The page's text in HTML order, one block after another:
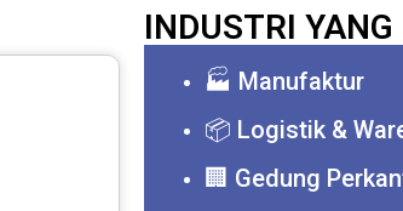
INDUSTRI
🏭 Manufaktur
📦 Logistik &
🏢 Gedung